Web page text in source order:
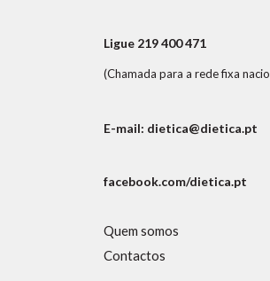
Ligue 219 400 471
(Chamada para a rede fixa
E-mail: dietica@dietica.pt
facebook.com/dietica.pt
Quem somos
Contactos